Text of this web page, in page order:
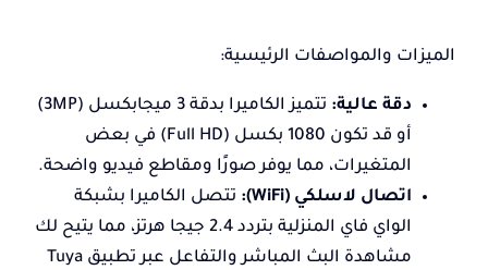
الميزات والمواصفات الرئيسية:
دقة عالية:
تتميز الكاميرا بدقة 3 ميجابكسل (3MP)
أو قد تكون 1080 بكسل (Full HD) في بعض
المتغيرات، مما يوفر صورًا ومقاطع فيديو واضحة.
اتصال لاسلكي (WiFi):
تتصل الكاميرا بشبكة
الواي فاي المنزلية بتردد 2.4 جيجا هرتز، مما يتيح لك
مشاهدة البث المباشر والتفاعل عبر تطبيق Tuya